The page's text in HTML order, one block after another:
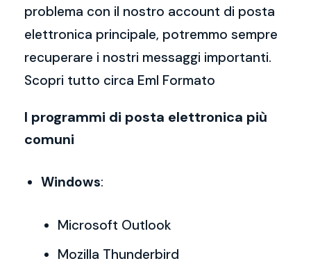
problema con il nostro account di posta
elettronica principale, potremmo sempre
recuperare i nostri messaggi importanti.
Scopri tutto circa Eml Formato
I programmi di posta elettronica più
comuni
Windows:
Microsoft Outlook
Mozilla Thunderbird